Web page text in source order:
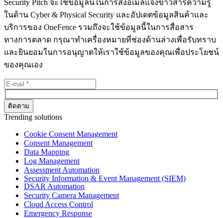
Security Pitch จะใช้ข้อมูลนี้ในการส่งอีเมลแจ้งข่าวสารความรู้
ในด้าน Cyber & Physical Security และอัปเดตข้อมูลสินค้าและ
บริการของ OneFence รวมถึงจะใช้ข้อมูลนี้ในการสื่อสาร
ทางการตลาด กรุณาทำเครื่องหมายที่ช่องด้านล่างเพื่อรับทราบ
และยินยอมในการอนุญาตให้เราใช้ข้อมูลของคุณเพื่อประโยชน์
ของคุณเอง
Trending solutions
Cookie Consent Management
Consent Management
Data Mapping
Log Management
Assessment Automation
Security Information & Event Management (SIEM)
DSAR Automation
Security Camera Management
Cloud Access Control
Emergency Response